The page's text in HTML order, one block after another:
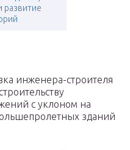
развитие
инженера-строителя
с уклоном на
зданий